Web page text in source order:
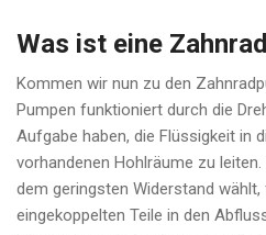
Was ist eine
Kommen wir nun zu den
Pumpen funktioniert durch die
Aufgabe haben, die Flüssigkeit in
vorhandenen Hohlräume zu
dem geringsten Widerstand
eingekoppelten Teile in den